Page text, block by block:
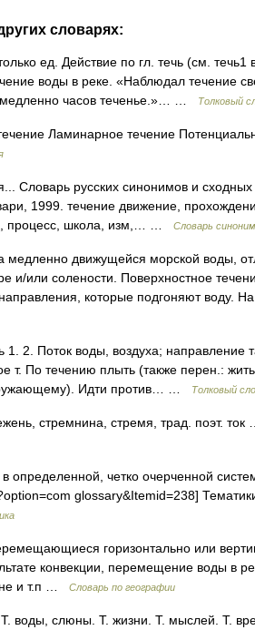
словарях:
ед. Действие по гл. течь (см. течь1
воды в реке. «Наблюдал течение
часов теченье.»… …
Толковый
Ламинарное течение
Словарь русских синонимов и
1999. течение движение,
процесс, школа, изм,… …
Словарь
движущейся морской воды,
и/или солености. Поверхностное
которые подгоняют воду.
2. Поток воды, воздуха; направление
По течению плыть (также перен.: жить
Идти против… …
Толковый
стремнина, стремя, трад. поэт.
определенной, четко очерченной
glossary&Itemid=238]
горизонтально или
конвекции, перемещение воды в
и т.п …
Словарь по географии
воды, слюны. Т. жизни. Т. мыслей. Т.